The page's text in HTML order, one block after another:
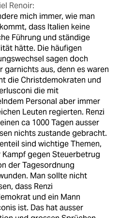
Renoir:
mich immer, wie man
dass Italien keine
Führung und ständige
hätte. Die häufigen
sagen doch
garnichts aus, denn es waren
die Christdemokraten und
die mit
Personal aber immer
Leuten regierten. Renzi
ca 1000 Tagen ausser
nichts zustande gebracht.
sind wichtige Themen,
Kampf gegen Steuerbetrug
der Tagesordnung
Man sollte nicht
dass Renzi
und ein Mann
ist. Das hat ausser